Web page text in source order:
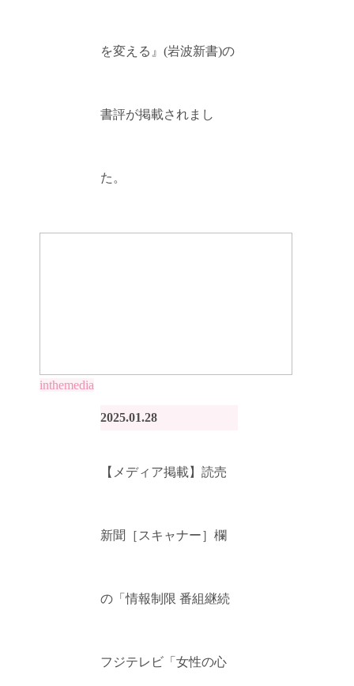
を変える』(岩波新書)の
書評が掲載されまし
た。
inthemedia
【メディア掲載】読売
新聞［スキャナー］欄
の「情報制限 番組継続
フジテレビ「女性の心
2025.01.28